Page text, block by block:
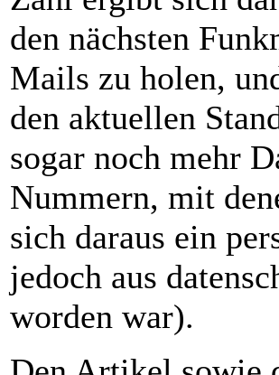
den nächsten
Mails zu holen,
den aktuellen
sogar noch mehr
Nummern, mit
sich daraus ein
jedoch aus
worden war).